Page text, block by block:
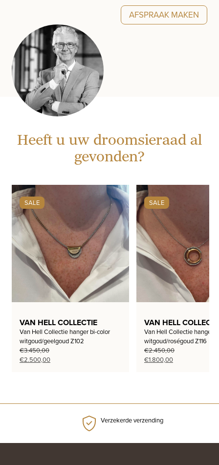
AFSPRAAK MAKEN
Heeft u uw droomsieraad al
gevonden?
SALE
VAN HELL COLLECTIE
Van Hell Collectie hanger bi-color
witgoud/geelgoud Z102
€3.450,00
Oorspronkelijke
€2.500,00Huidige
SALE
VAN HELL
Van Hell Collectie hanger
witgoud/roségoud Z116
€2.450,00
Oorspronkelijke
€1.800,00Huidige
Verzekerde verzending